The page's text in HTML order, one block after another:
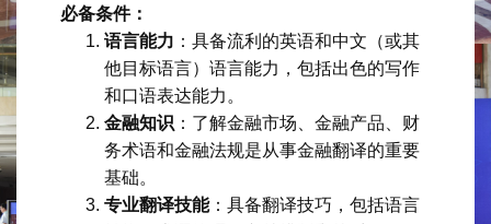
必备条件：
语言能力 ：具备流利的英语和中文（或其
他目标语言）语言能力，包括出色的写作
和口语表达能力。
金融知识 ：了解金融市场、金融产品、财
务术语和金融法规是从事金融翻译的重要
基础。
专业翻译技能：具备翻译技巧，包括语言